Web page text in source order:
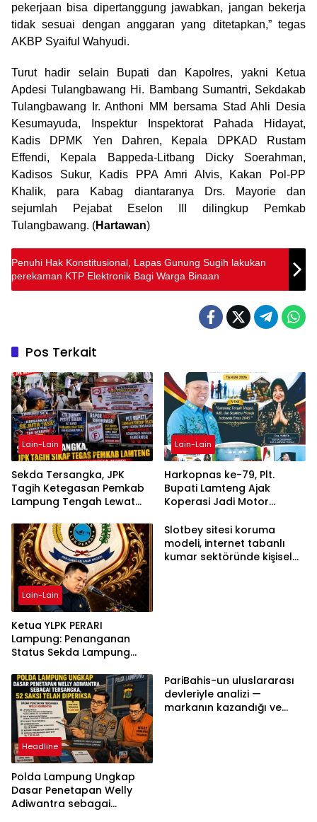
pekerjaan bisa dipertanggung jawabkan, jangan bekerja
tidak sesuai dengan anggaran yang ditetapkan,” tegas
AKBP Syaiful Wahyudi.
Turut hadir selain Bupati dan Kapolres, yakni Ketua
Apdesi Tulangbawang Hi. Bambang Sumantri, Sekdakab
Tulangbawang Ir. Anthoni MM bersama Stad Ahli Desia
Kesumayuda, Inspektur Inspektorat Pahada Hidayat,
Kadis DPMK Yen Dahren, Kepala DPKAD Rustam
Effendi, Kepala Bappeda-Litbang Dicky Soerahman,
Kadisos Sukur, Kadis PPA Amri Alvis, Kakan Pol-PP
Khalik, para Kabag diantaranya Drs. Mayorie dan
sejumlah Pejabat Eselon III dilingkup Pemkab
Tulangbawang. (Hartawan)
Penuhi Hak Konstitusional, Lapas Gunung Sugih lakukan
perekaman KTP Elektronik Bagi Warga Binaan
Pos Terkait
Lain-Lain
Sekda Tersangka, JPK
Tagih Ketegasan Pemkab
Lampung Tengah Lewat
Lain-Lain
Harkopnas ke-79, Plt.
Bupati Lamteng Ajak
Koperasi Jadi Motor
Lain-Lain
Ketua YLPK PERARI
Lampung: Penanganan
Status Sekda Lampung
Berdasarkan Aturan,
Bukan Tekanan Opini
Slotbey sitesi koruma
modeli, internet tabanlı
kumar sektöründe kişisel
Headline
Polda Lampung Ungkap
Dasar Penetapan Welly
Adiwantra sebagai
PariBahis-un uluslararası
devleriyle analizi —
markanın kazandığı ve